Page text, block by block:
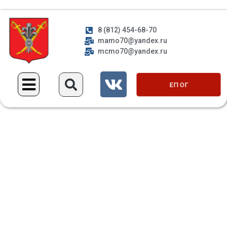
8 (812) 454-68-70
mamo70@yandex.ru
mcmo70@yandex.ru
ЕП ОГ